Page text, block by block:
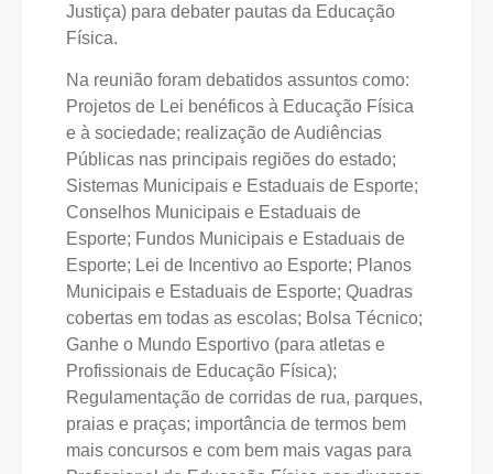
Justiça) para debater pautas da Educação
Física.
Na reunião foram debatidos assuntos como:
Projetos de Lei benéficos à Educação Física
e à sociedade; realização de Audiências
Públicas nas principais regiões do estado;
Sistemas Municipais e Estaduais de Esporte;
Conselhos Municipais e Estaduais de
Esporte; Fundos Municipais e Estaduais de
Esporte; Lei de Incentivo ao Esporte; Planos
Municipais e Estaduais de Esporte; Quadras
cobertas em todas as escolas; Bolsa Técnico;
Ganhe o Mundo Esportivo (para atletas e
Profissionais de Educação Física);
Regulamentação de corridas de rua, parques,
praias e praças; importância de termos bem
mais concursos e com bem mais vagas para